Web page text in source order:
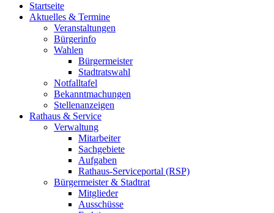
Startseite
Aktuelles & Termine
Veranstaltungen
Bürgerinfo
Wahlen
Bürgermeister
Stadtratswahl
Notfalltafel
Bekanntmachungen
Stellenanzeigen
Rathaus & Service
Verwaltung
Mitarbeiter
Sachgebiete
Aufgaben
Rathaus-Serviceportal (RSP)
Bürgermeister & Stadtrat
Mitglieder
Ausschüsse